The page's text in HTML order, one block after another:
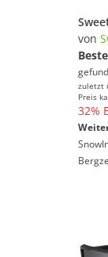
von
zuletzt
Preis
32%